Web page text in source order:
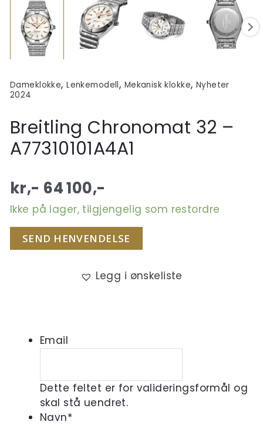
Dameklokke,Lenkemodell, Mekanisk klokke, Nyheter
2024
Breitling Chronomat 32 –
A77310101A4A1
kr,- 64 100,-
Ikke på lager, tilgjengelig som restordre
SEND HENVENDELSE
Legg i ønskeliste
Email
Dette feltet er for valideringsformål og
skal stå uendret.
Navn*